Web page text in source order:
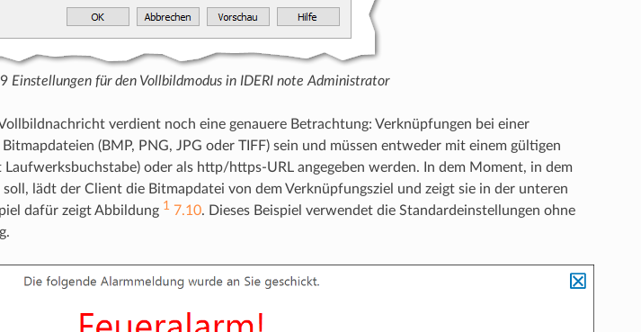
Einstellungen für den Vollbildmodus in IDERI note Administrator
verdient noch eine genauere Betrachtung: Verknüpfungen bei einer
(BMP, PNG, JPG oder TIFF) sein und müssen entweder mit einem gültigen
oder als http/https-URL angegeben werden. In dem Moment, in dem
lädt der Client die Bitmapdatei von dem Verknüpfungsziel und zeigt sie in der unteren
dafür zeigt Abbildung 1 7.10. Dieses Beispiel verwendet die Standardeinstellungen ohne